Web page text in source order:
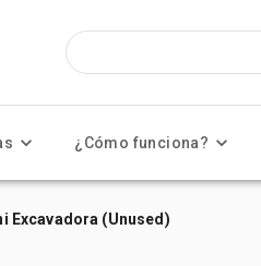
¿Cómo funciona?
Excavadora (Unused)